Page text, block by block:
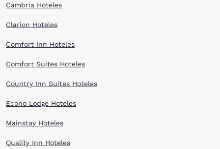
Cambria Hoteles
Clarion Hoteles
Comfort Inn Hoteles
Comfort Suites Hoteles
Country Inn Suites Hoteles
Econo Lodge Hoteles
Mainstay Hoteles
Quality Inn Hoteles